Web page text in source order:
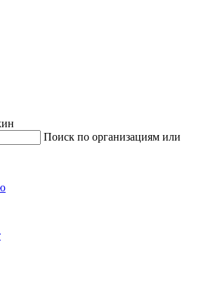
Поиск по организациям или